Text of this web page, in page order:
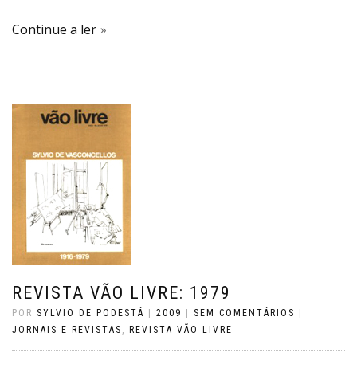
Continue a ler
REVISTA VÃO LIVRE: 1979
POR SYLVIO DE PODESTÁ | 2009 | SEM COMENTÁRIOS |
JORNAIS E REVISTAS
REVISTA VÃO LIVRE